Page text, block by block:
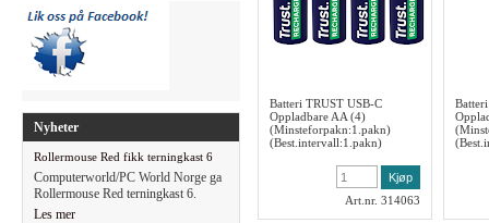
Nyheter
Rollermouse Red fikk terningkast 6
Computerworld/PC World Norge ga
Rollermouse Red terningkast 6.
Les mer
Batteri TRUST USB-C
Oppladbare AA (4)
(Minsteforpakn:1.pakn)
(Best.intervall:1.pakn)
Art.nr. 314063